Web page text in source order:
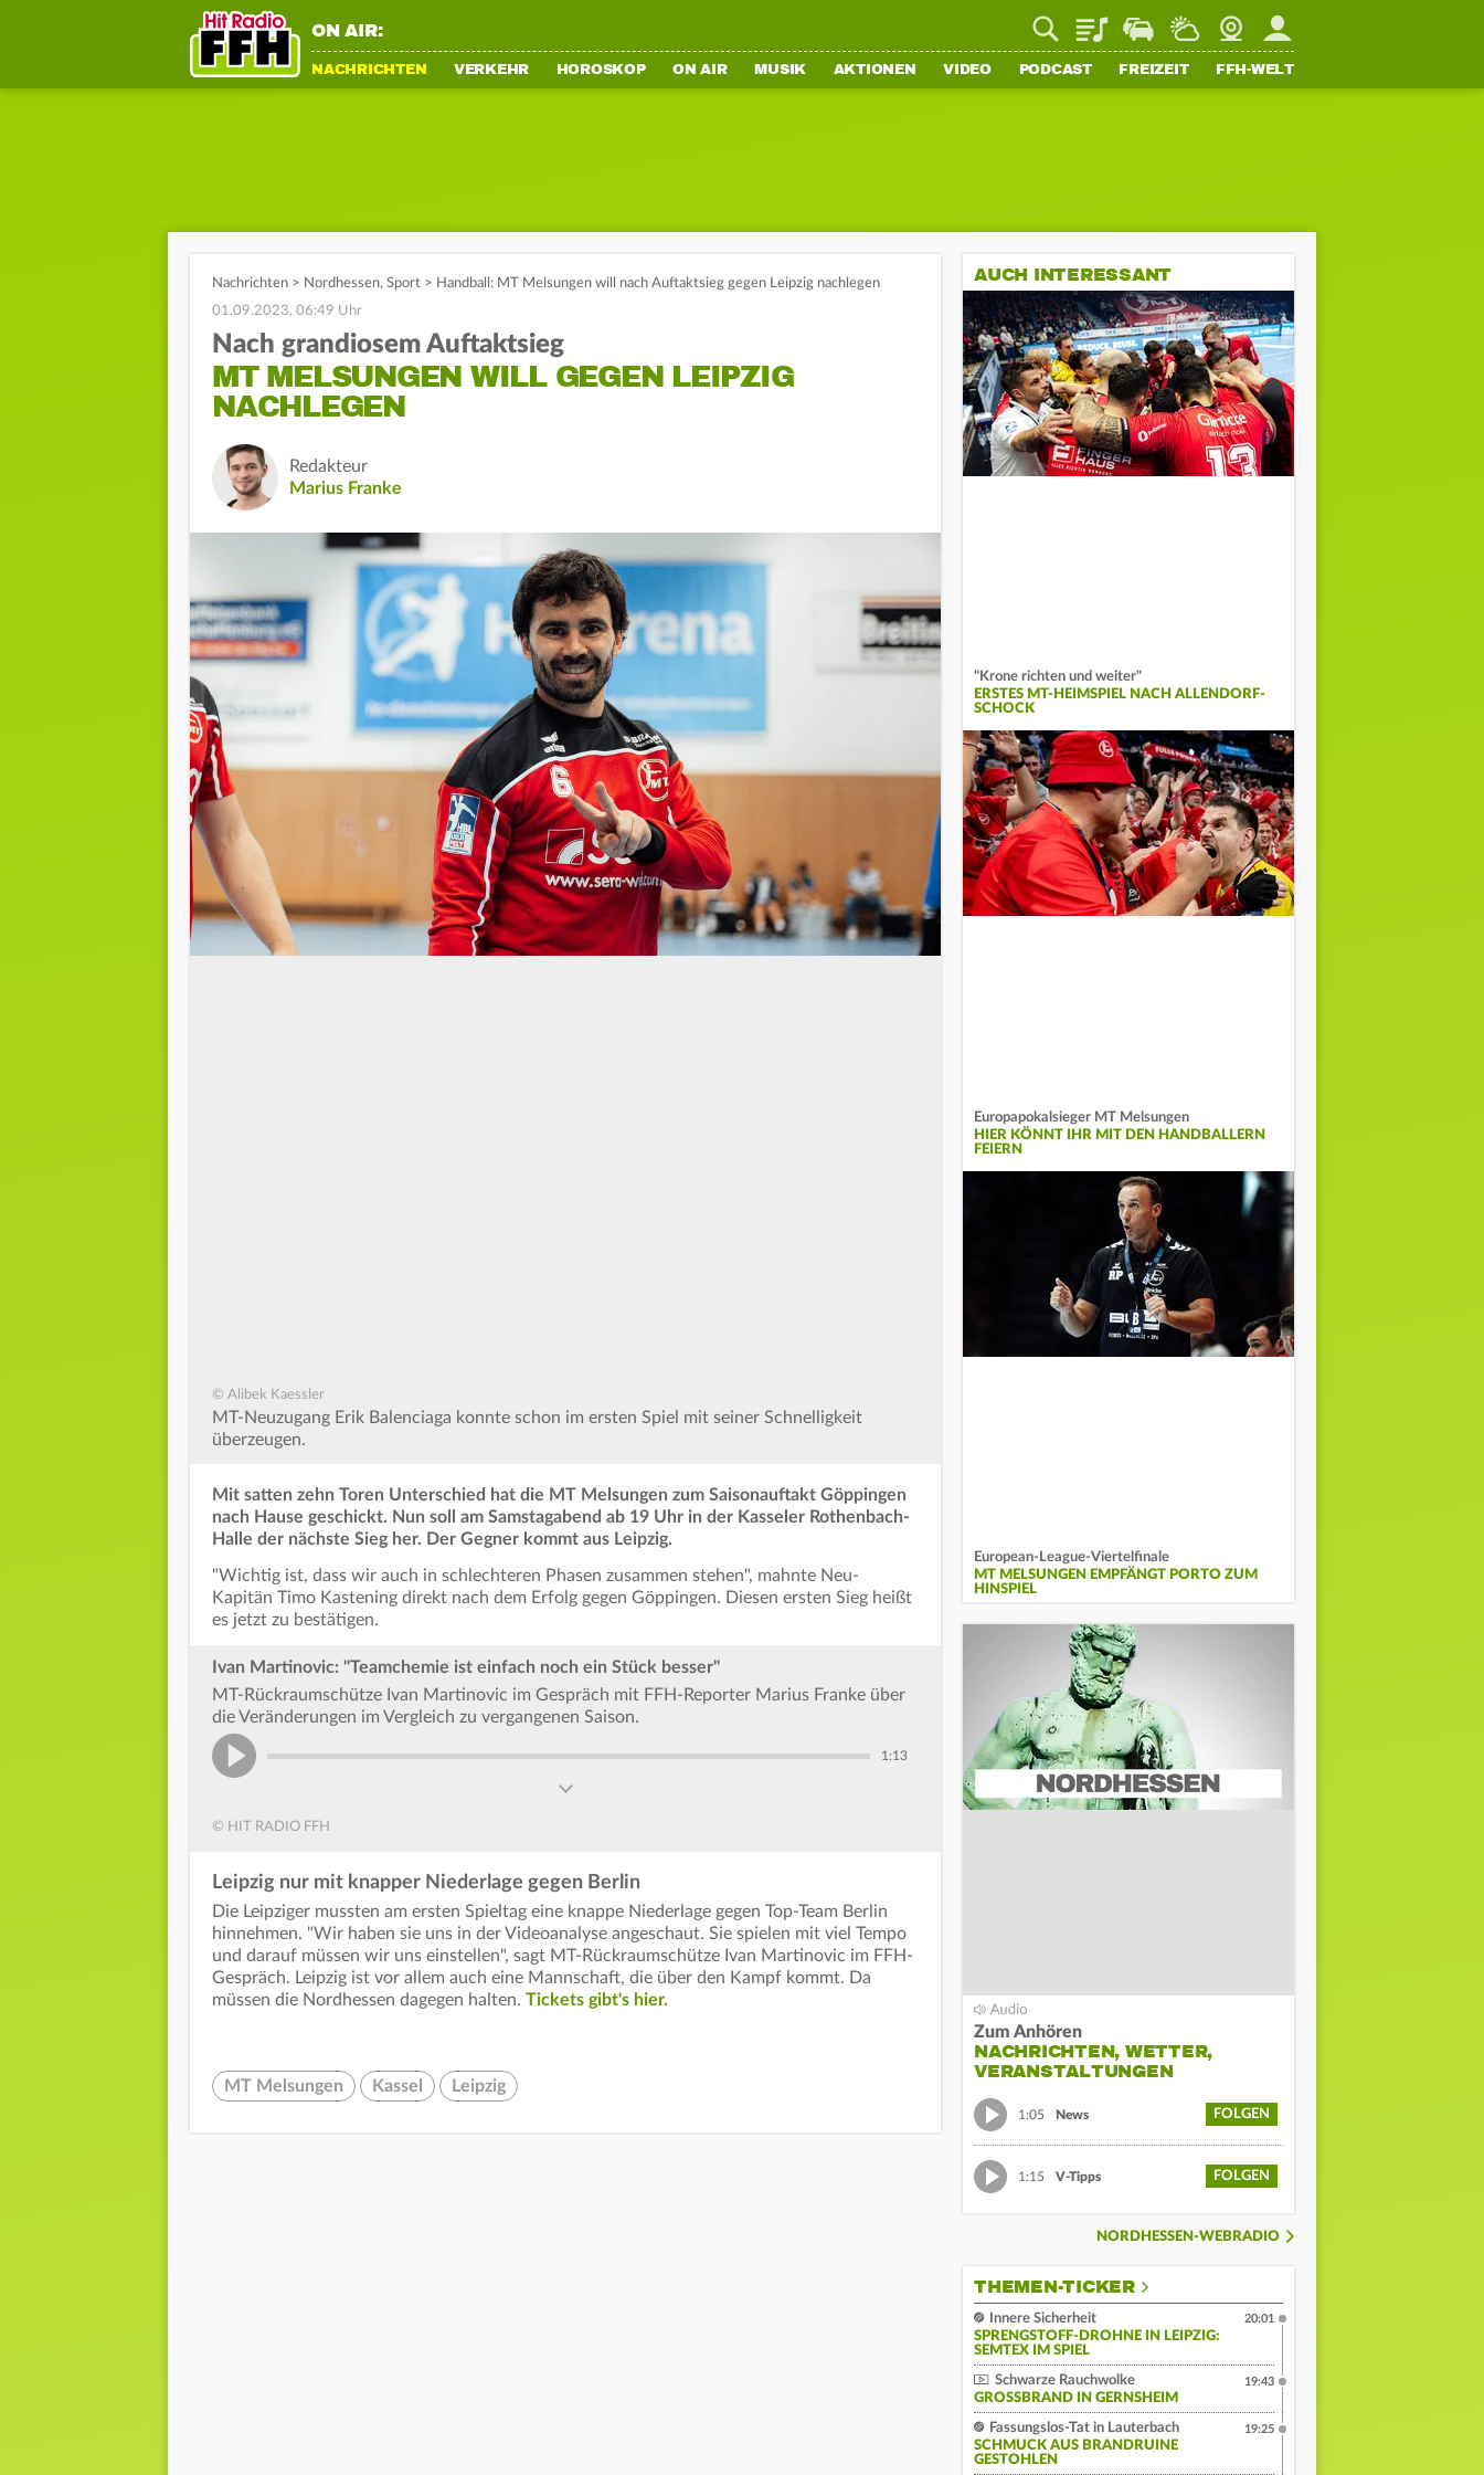
ON AIR: PlaylistStaupilotWetterWebcamMein FFH
NACHRICHTEN VERKEHR HOROSKOP ON AIR MUSIK AKTIONEN VIDEO PODCAST FREIZEIT FFH-WELT
Nachrichten > Nordhessen, Sport > Handball: MT Melsungen will nach Auftaktsieg gegen Leipzig nachlegen
01.09.2023, 06:49 Uhr
Nach grandiosem Auftaktsieg
MT MELSUNGEN WILL GEGEN LEIPZIG
NACHLEGEN
Redakteur
Marius Franke
© Alibek Kaessler
MT-Neuzugang Erik Balenciaga konnte schon im ersten Spiel mit seiner Schnelligkeit
überzeugen.
Mit satten zehn Toren Unterschied hat die MT Melsungen zum Saisonauftakt Göppingen
nach Hause geschickt. Nun soll am Samstagabend ab 19 Uhr in der Kasseler Rothenbach-
Halle der nächste Sieg her. Der Gegner kommt aus Leipzig.
"Wichtig ist, dass wir auch in schlechteren Phasen zusammen stehen", mahnte Neu-
Kapitän Timo Kastening direkt nach dem Erfolg gegen Göppingen. Diesen ersten Sieg heißt
es jetzt zu bestätigen.
Ivan Martinovic: "Teamchemie ist einfach noch ein Stück besser"
MT-Rückraumschütze Ivan Martinovic im Gespräch mit FFH-Reporter Marius Franke über
die Veränderungen im Vergleich zu vergangenen Saison.
1:13
© HIT RADIO FFH
Leipzig nur mit knapper Niederlage gegen Berlin
Die Leipziger mussten am ersten Spieltag eine knappe Niederlage gegen Top-Team Berlin
hinnehmen. "Wir haben sie uns in der Videoanalyse angeschaut. Sie spielen mit viel Tempo
und darauf müssen wir uns einstellen", sagt MT-Rückraumschütze Ivan Martinovic im FFH-
Gespräch. Leipzig ist vor allem auch eine Mannschaft, die über den Kampf kommt. Da
müssen die Nordhessen dagegen halten. Tickets gibt's hier.
MT Melsungen Kassel Leipzig
AUCH INTERESSANT
"Krone richten und weiter"
ERSTES MT-HEIMSPIEL NACH ALLENDORF-
SCHOCK
Europapokalsieger MT Melsungen
HIER KÖNNT IHR MIT DEN HANDBALLERN
FEIERN
European-League-Viertelfinale
MT MELSUNGEN EMPFÄNGT PORTO ZUM
HINSPIEL
Zum Anhören
NACHRICHTEN, WETTER,
VERANSTALTUNGEN
1:05 News FOLGEN
1:15 V-Tipps FOLGEN
NORDHESSEN-WEBRADIO
THEMEN-TICKER
Innere Sicherheit
SPRENGSTOFF-DROHNE IN LEIPZIG:
SEMTEX IM SPIEL
20:01
Schwarze Rauchwolke
GROSSBRAND IN GERNSHEIM
19:43
Fassungslos-Tat in Lauterbach
SCHMUCK AUS BRANDRUINE
GESTOHLEN
19:25